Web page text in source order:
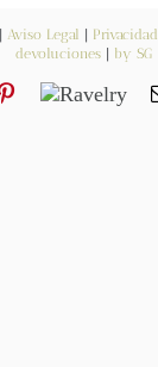
Carrito
Aviso Legal Privacidad
devoluciones| by SG